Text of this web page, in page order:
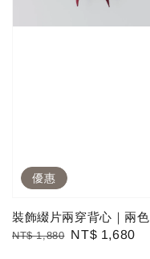
優惠
裝飾綴片兩穿背心｜兩色
Regular
NT$ 1,880 Sale
NT$ 1,680